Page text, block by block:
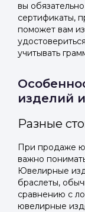
вы
сертификаты,
поможет вам
учитывать
изделий
Разные
При продаже
важно
Ювелирные
браслеты,
сравнению с
ювелирные